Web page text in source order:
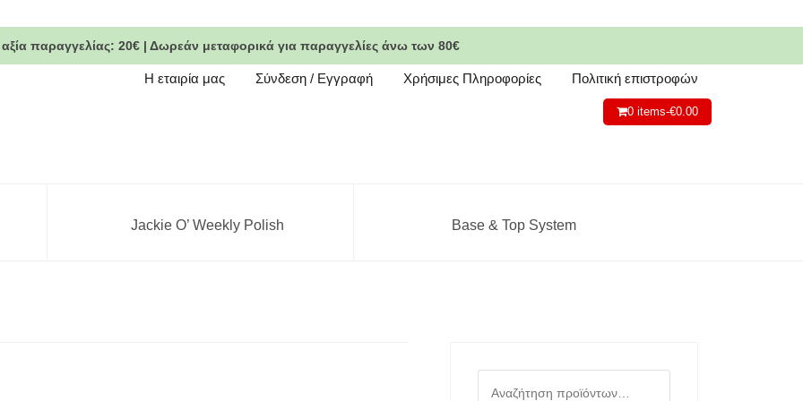
παραγγελίας: 20€ | Δωρεάν μεταφορικά για παραγγελίες άνω των 80€
Η εταιρία μας Σύνδεση / Εγγραφή Χρήσιμες Πληροφορίες Πολιτική επιστροφών
0 items-€0.00
Jackie O’ Weekly Polish Base & Top System